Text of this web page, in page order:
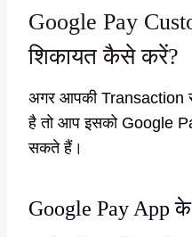
Google Pay
शिकायत कैसे करें?
अगर आपकी Transaction
है तो आप इसको Google
सकते हैं।
Google Pay App के